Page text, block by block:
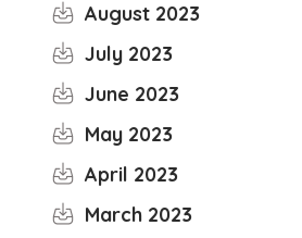
August 2023
July 2023
June 2023
May 2023
April 2023
March 2023